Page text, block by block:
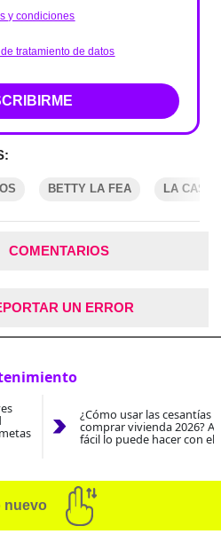
y condiciones
tratamiento de datos
BETTY LA FEA LA CASA
COMENTARIOS
UN ERROR
¿Cómo usar las cesantías
comprar vivienda 2026?
fácil lo puede hacer con el
nuevo